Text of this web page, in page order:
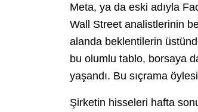
Meta, ya da eski adıyla
Wall Street analistlerinin
alanda beklentilerin
bu olumlu tablo, borsaya
yaşandı. Bu sıçrama
Şirketin hisseleri hafta